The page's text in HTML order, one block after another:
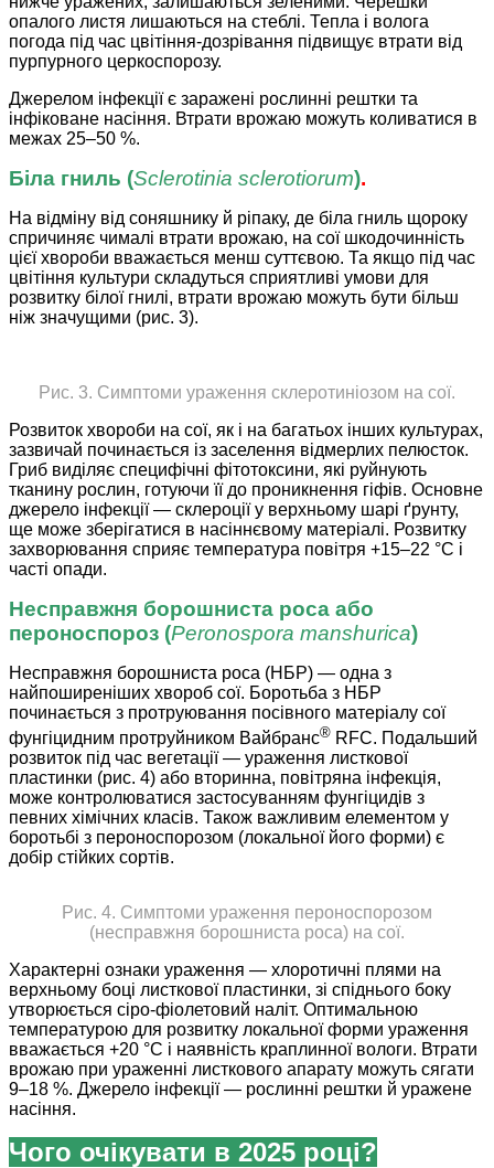
опалого листя лишаються на стеблі. Тепла і волога
погода під час цвітіння-дозрівання підвищує втрати від
пурпурного церкоспорозу.
Джерелом інфекції є заражені рослинні рештки та
інфіковане насіння. Втрати врожаю можуть коливатися в
межах 25–50 %.
Біла гниль (Sclerotinia sclerotiorum).
На відміну від соняшнику й ріпаку, де біла гниль щороку
спричиняє чималі втрати врожаю, на сої шкодочинність
цієї хвороби вважається менш суттєвою. Та якщо під час
цвітіння культури складуться сприятливі умови для
розвитку білої гнилі, втрати врожаю можуть бути більш
ніж значущими (рис. 3).
Рис. 3. Симптоми ураження склеротиніозом на сої.
Розвиток хвороби на сої, як і на багатьох інших культурах,
зазвичай починається із заселення відмерлих пелюсток.
Гриб виділяє специфічні фітотоксини, які руйнують
тканину рослин, готуючи її до проникнення гіфів. Основне
джерело інфекції — склероції у верхньому шарі ґрунту,
ще може зберігатися в насіннєвому матеріалі. Розвитку
захворювання сприяє температура повітря +15–22 °С і
часті опади.
Несправжня борошниста роса або
пероноспороз (Peronospora manshurica)
Несправжня борошниста роса (НБР) — одна з
найпоширеніших хвороб сої. Боротьба з НБР
починається з протруювання посівного матеріалу сої
фунгіцидним протруйником Вайбранс® RFC. Подальший
розвиток під час вегетації — ураження листкової
пластинки (рис. 4) або вторинна, повітряна інфекція,
може контролюватися застосуванням фунгіцидів з
певних хімічних класів. Також важливим елементом у
боротьбі з пероноспорозом (локальної його форми) є
добір стійких сортів.
Рис. 4. Симптоми ураження пероноспорозом
(несправжня борошниста роса) на сої.
Характерні ознаки ураження — хлоротичні плями на
верхньому боці листкової пластинки, зі спіднього боку
утворюється сіро-фіолетовий наліт. Оптимальною
температурою для розвитку локальної форми ураження
вважається +20 °С і наявність краплинної вологи. Втрати
врожаю при ураженні листкового апарату можуть сягати
9–18 %. Джерело інфекції — рослинні рештки й уражене
насіння.
Чого очікувати в 2025 році?